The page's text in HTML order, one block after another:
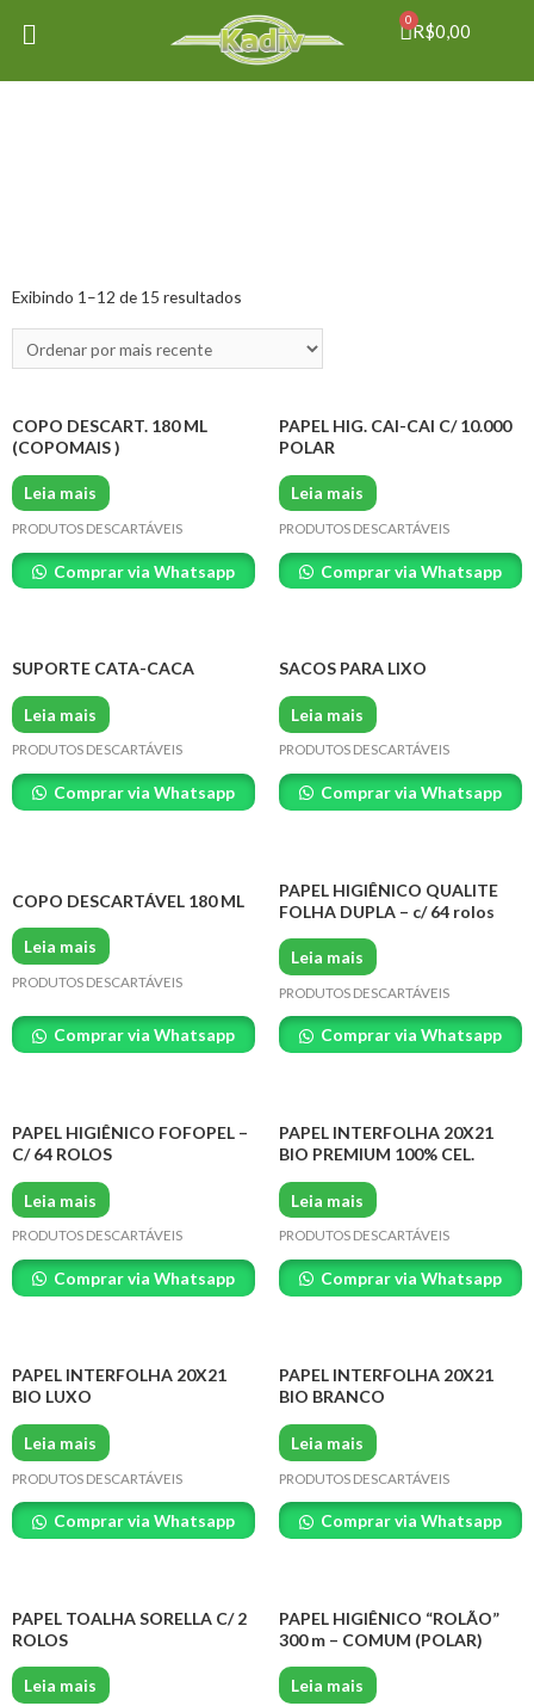
R$0,00
0
Exibindo 1–12 de 15 resultados
COPO DESCART. 180 ML
(COPOMAIS )
Leia mais
PRODUTOS DESCARTÁVEIS
Comprar via Whatsapp
PAPEL HIG. CAI-CAI C/ 10.000
POLAR
Leia mais
PRODUTOS DESCARTÁVEIS
Comprar via Whatsapp
SUPORTE CATA-CACA
Leia mais
PRODUTOS DESCARTÁVEIS
Comprar via Whatsapp
SACOS PARA LIXO
Leia mais
PRODUTOS DESCARTÁVEIS
Comprar via Whatsapp
COPO DESCARTÁVEL 180 ML
Leia mais
PRODUTOS DESCARTÁVEIS
Comprar via Whatsapp
PAPEL HIGIÊNICO QUALITE
FOLHA DUPLA – c/ 64 rolos
Leia mais
PRODUTOS DESCARTÁVEIS
Comprar via Whatsapp
PAPEL HIGIÊNICO FOFOPEL –
C/ 64 ROLOS
Leia mais
PRODUTOS DESCARTÁVEIS
Comprar via Whatsapp
PAPEL INTERFOLHA 20X21
BIO PREMIUM 100% CEL.
Leia mais
PRODUTOS DESCARTÁVEIS
Comprar via Whatsapp
PAPEL INTERFOLHA 20X21
BIO LUXO
Leia mais
PRODUTOS DESCARTÁVEIS
Comprar via Whatsapp
PAPEL INTERFOLHA 20X21
BIO BRANCO
Leia mais
PRODUTOS DESCARTÁVEIS
Comprar via Whatsapp
PAPEL TOALHA SORELLA C/ 2
ROLOS
Leia mais
PAPEL HIGIÊNICO “ROLÃO”
300 m – COMUM (POLAR)
Leia mais